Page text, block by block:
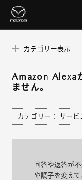
カテゴリー表示
Amazon Alexa
ません。
カテゴリー： サー
回答や返答が
や調子を変えて